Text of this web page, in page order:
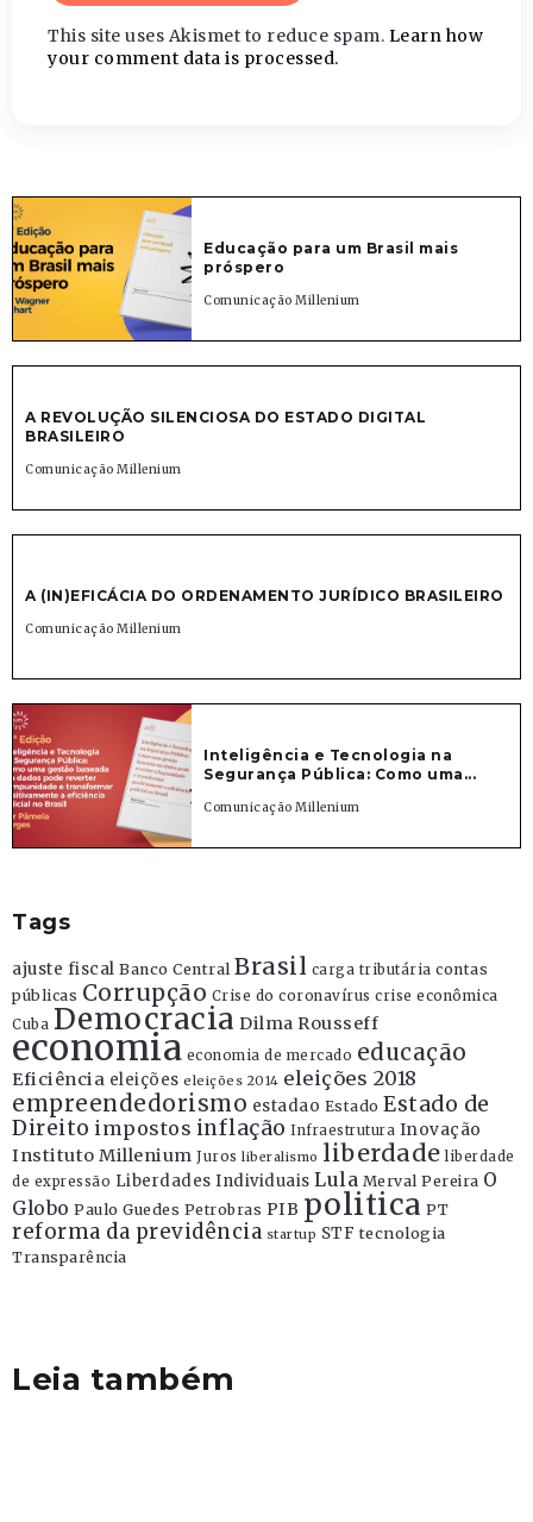
This site uses Akismet to reduce spam. Learn how
your comment data is processed.
Educação para um Brasil mais
próspero
Comunicação Millenium
A REVOLUÇÃO SILENCIOSA DO ESTADO DIGITAL
BRASILEIRO
Comunicação Millenium
A (IN)EFICÁCIA DO ORDENAMENTO JURÍDICO BRASILEIRO
Comunicação Millenium
Inteligência e Tecnologia na
Segurança Pública: Como uma...
Comunicação Millenium
Tags
ajuste fiscal Banco Central Brasil carga tributária contas
públicas Corrupção Crise do coronavírus crise econômica
Cuba Democracia Dilma Rousseff
economia economia de mercado educação
Eficiência eleições eleições 2014 eleições 2018
empreendedorismo estadao Estado Estado de
Direito impostos inflação Infraestrutura Inovação
Instituto Millenium Juros liberalismo liberdade liberdade
de expressão Liberdades Individuais Lula Merval Pereira O
Globo Paulo Guedes Petrobras PIB politica PT
reforma da previdência startup STF tecnologia
Transparência
Leia também